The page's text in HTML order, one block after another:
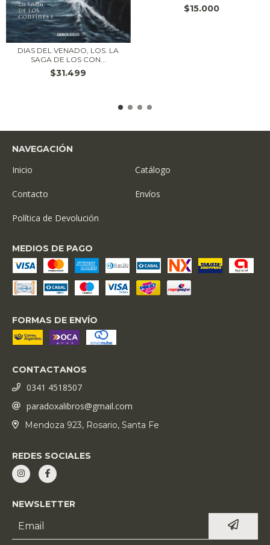
DIAS DEL VENADO, LOS. LA
SAGA DE LOS CON...
$31.499
$15.000
NAVEGACIÓN
Inicio Catálogo
Contacto Envíos
Política de Devolución
MEDIOS DE PAGO
FORMAS DE ENVÍO
CONTACTANOS
0341 4518507
paradoxalibros@gmail.com
Mendoza 923, Rosario, Santa Fe
REDES SOCIALES
NEWSLETTER